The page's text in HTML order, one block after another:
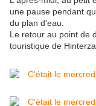
une pause pendant
du plan d'eau.
Le retour au point de
touristique de